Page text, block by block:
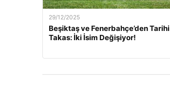
29/12/2025
Beşiktaş ve Fenerbahçe’den Tarihi
Takas: İki İsim Değişiyor!